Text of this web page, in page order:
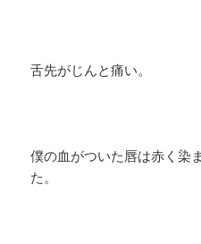
舌先がじんと痛い。
僕の血がついた唇は赤く染
た。